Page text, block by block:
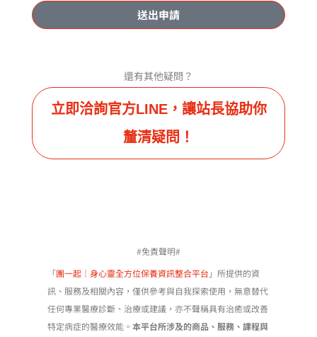
送出申請
還有其他疑問？
立即洽詢官方LINE，讓站長協助你
釐清疑問！
#免責聲明#
「團一起｜身心靈全方位保養資訊整合平台 」所提供的資
訊、服務及相關內容，僅供參考與自我探索使用，無意替代
任何專業醫療診斷、治療或建議，亦不聲稱具有治癒或改善
特定病症的醫療效能。本平台所涉及的商品、服務、課程與